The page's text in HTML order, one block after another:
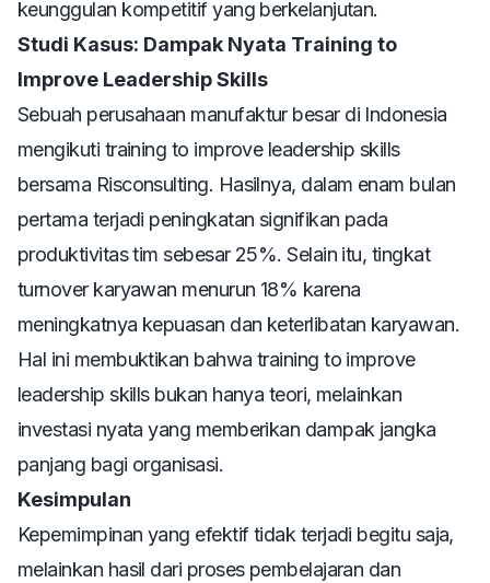
keunggulan kompetitif yang berkelanjutan.
Studi Kasus: Dampak Nyata Training to
Improve Leadership Skills
Sebuah perusahaan manufaktur besar di Indonesia
mengikuti training to improve leadership skills
bersama Risconsulting. Hasilnya, dalam enam bulan
pertama terjadi peningkatan signifikan pada
produktivitas tim sebesar 25%. Selain itu, tingkat
turnover karyawan menurun 18% karena
meningkatnya kepuasan dan keterlibatan karyawan.
Hal ini membuktikan bahwa training to improve
leadership skillsbukan hanya teori, melainkan
investasi nyata yang memberikan dampak jangka
panjang bagi organisasi.
Kesimpulan
Kepemimpinan yang efektif tidak terjadi begitu saja,
melainkan hasil dari proses pembelajaran dan